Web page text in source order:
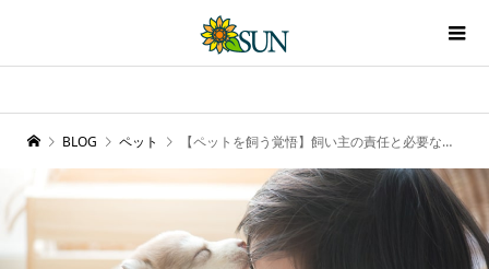
BLOG ペット 【ペットを飼う覚悟】飼い主の責任と必要な条件を解説